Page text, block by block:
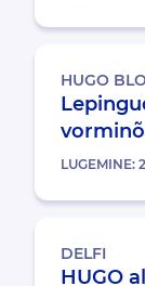
HUGO
LUGEMINE: 2
DELFI
HUGO